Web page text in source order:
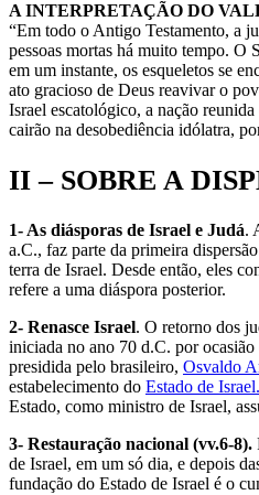
A INTERPRETAÇÃO DO
“Em todo o Antigo Testamento, a
pessoas mortas há muito tempo. O
em um instante, os esqueletos se
ato gracioso de Deus reavivar o
Israel escatológico, a nação
cairão na desobediência idólatra,
II – SOBRE A
1- As diásporas de Israel e Judá.
a.C., faz parte da primeira
terra de Israel. Desde então, eles
refere a uma diáspora posterior.
2- Renasce Israel. O retorno dos
iniciada no ano 70 d.C. por
presidida pelo brasileiro, Osvaldo
estabelecimento do Estado de Israel.
Estado, como ministro de Israel,
3- Restauração nacional (vv.6-8).
de Israel, em um só dia, e depois
fundação do Estado de Israel é o